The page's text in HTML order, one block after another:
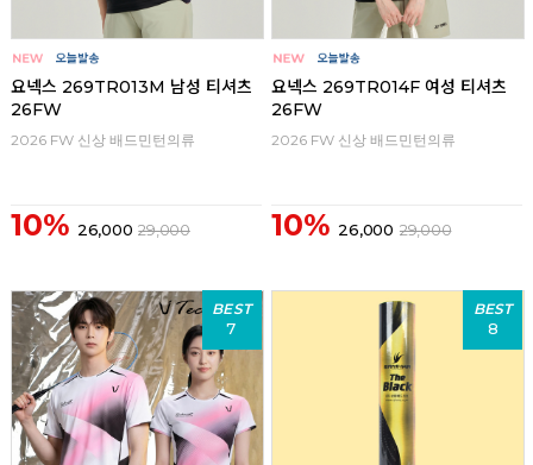
요넥스 269TR013M 남성 티셔츠
26FW
2026 FW 신상 배드민턴의류
10% 26,000 29,000
요넥스 269TR014F 여성 티셔츠
26FW
2026 FW 신상 배드민턴의류
10% 26,000 29,000
BEST
7
BEST
8